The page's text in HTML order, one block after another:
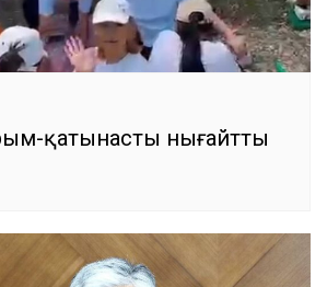
қатынасты нығайтты